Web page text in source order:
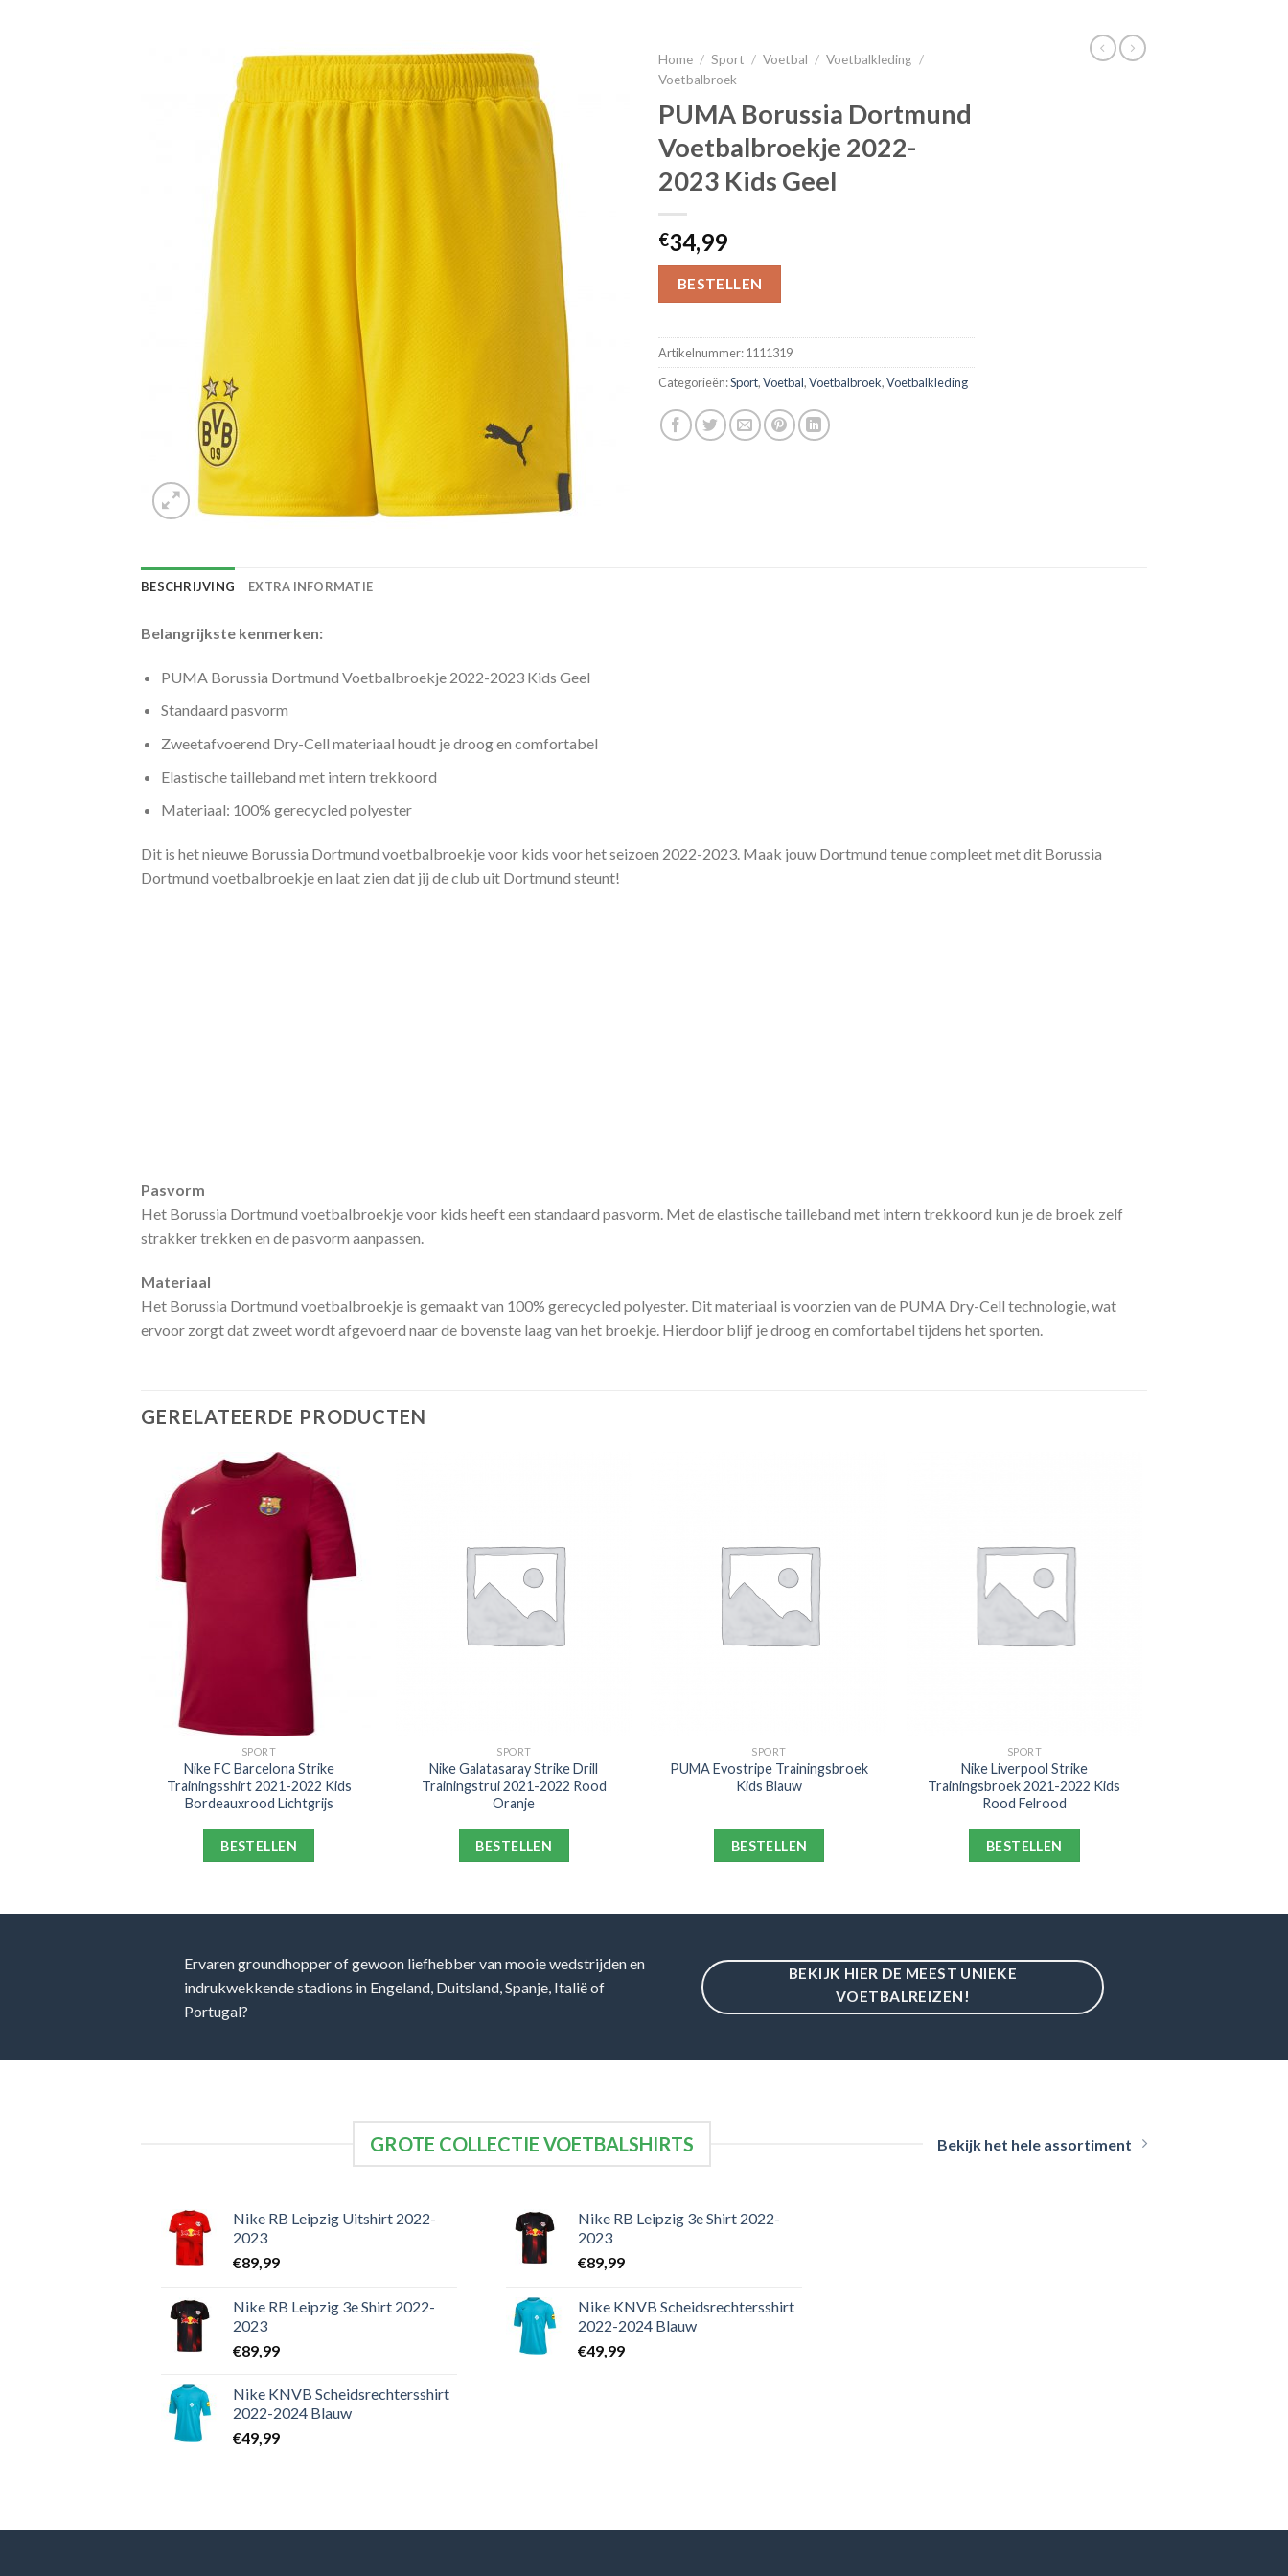
Home / Sport / Voetbal / Voetbalkleding /
Voetbalbroek
PUMA Borussia Dortmund
Voetbalbroekje 2022-
2023 Kids Geel
€34,99
BESTELLEN
Artikelnummer:1111319
Categorieën:Sport,Voetbal,Voetbalbroek,Voetbalkleding
BESCHRIJVING EXTRA INFORMATIE
Belangrijkste kenmerken:
PUMA Borussia Dortmund Voetbalbroekje 2022-2023 Kids Geel
Standaard pasvorm
Zweetafvoerend Dry-Cell materiaal houdt je droog en comfortabel
Elastische tailleband met intern trekkoord
Materiaal: 100% gerecycled polyester
Dit is het nieuwe Borussia Dortmund voetbalbroekje voor kids voor het seizoen 2022-2023. Maak jouw Dortmund tenue compleet met dit Borussia
Dortmund voetbalbroekje en laat zien dat jij de club uit Dortmund steunt!
Pasvorm
Het Borussia Dortmund voetbalbroekje voor kids heeft een standaard pasvorm. Met de elastische tailleband met intern trekkoord kun je de broek zelf
strakker trekken en de pasvorm aanpassen.
Materiaal
Het Borussia Dortmund voetbalbroekje is gemaakt van 100% gerecycled polyester. Dit materiaal is voorzien van de PUMA Dry-Cell technologie, wat
ervoor zorgt dat zweet wordt afgevoerd naar de bovenste laag van het broekje. Hierdoor blijf je droog en comfortabel tijdens het sporten.
GERELATEERDE PRODUCTEN
SPORT
Nike FC Barcelona Strike
Trainingsshirt 2021-2022 Kids
Bordeauxrood Lichtgrijs
BESTELLEN
SPORT
Nike Galatasaray Strike Drill
Trainingstrui 2021-2022 Rood
Oranje
BESTELLEN
SPORT
PUMA Evostripe Trainingsbroek
Kids Blauw
BESTELLEN
SPORT
Nike Liverpool Strike
Trainingsbroek 2021-2022 Kids
Rood Felrood
BESTELLEN
Ervaren groundhopper of gewoon liefhebber van mooie wedstrijden en
indrukwekkende stadions in Engeland, Duitsland, Spanje, Italië of
Portugal?
BEKIJK HIER DE MEEST UNIEKE
VOETBALREIZEN!
GROTE COLLECTIE VOETBALSHIRTS Bekijk het hele assortiment
Nike RB Leipzig Uitshirt 2022-
2023
€89,99
Nike RB Leipzig 3e Shirt 2022-
2023
€89,99
Nike KNVB Scheidsrechtersshirt
2022-2024 Blauw
€49,99
Nike RB Leipzig 3e Shirt 2022-
2023
€89,99
Nike KNVB Scheidsrechtersshirt
2022-2024 Blauw
€49,99